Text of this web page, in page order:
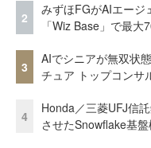
2
みずほFGがAIエー
「Wiz Base」で最大
3
AIでシニアが無双状
チュア トップコンサ
4
Honda／三菱UFJ信
させたSnowflake基